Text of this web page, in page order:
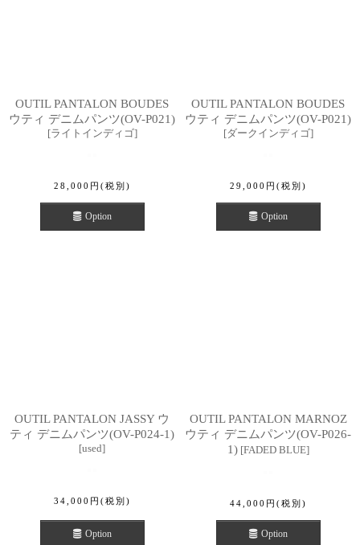
OUTIL PANTALON BOUDES
ウティ デニムパンツ(OV-P021)
[ライトインディゴ]
28,000 円 (税別)
Option
OUTIL PANTALON BOUDES
ウティ デニムパンツ(OV-P021)
[ダークインディゴ]
29,000 円 (税別)
Option
OUTIL PANTALON JASSY ウ
ティ デニムパンツ(OV-P024-1)
[used]
34,000 円 (税別)
Option
OUTIL PANTALON MARNOZ
ウティ デニムパンツ(OV-P026-
1) [FADED BLUE]
44,000 円 (税別)
Option